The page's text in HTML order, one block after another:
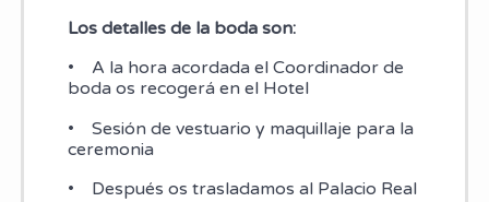
Los detalles de la boda son:
• A la hora acordada el Coordinador de
boda os recogerá en el Hotel
• Sesión de vestuario y maquillaje para la
ceremonia
• Después os trasladamos al Palacio Real